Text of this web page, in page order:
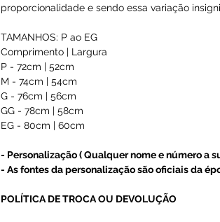
proporcionalidade e sendo essa variação
TAMANHOS: P ao EG
Comprimento | Largura
P - 72cm | 52cm
M - 74cm | 54cm
G - 76cm | 56cm
GG - 78cm | 58cm
EG - 80cm | 60cm
- Personalização ( Qualquer nome e número a
- As fontes da personalização são oficiais da
POLÍTICA DE TROCA OU DEVOLUÇÃO